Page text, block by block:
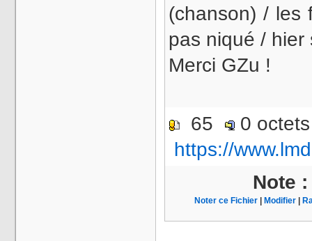
(chanson) / les
pas niqué / hier
Merci GZu !
65
0
https://
Note
Noter ce Fichier Modifier